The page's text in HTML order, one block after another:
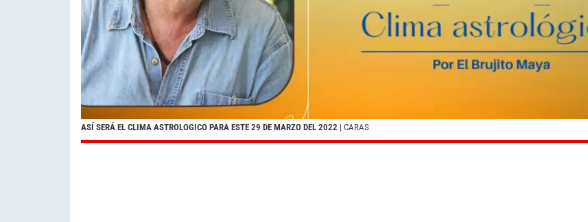
ASÍ SERÁ EL CLIMA ASTROLOGICO PARA ESTE 29 DE MARZO DEL 2022 | CARAS